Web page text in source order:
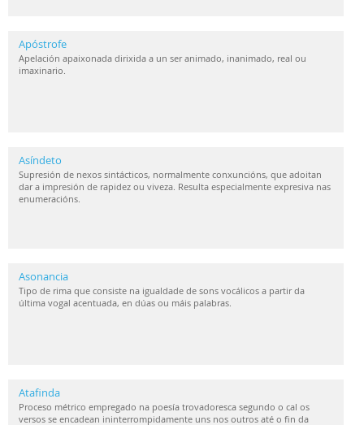
Apóstrofe
Apelación apaixonada dirixida a un ser animado, inanimado, real ou
imaxinario.
Asíndeto
Supresión de nexos sintácticos, normalmente conxuncións, que adoitan
dar a impresión de rapidez ou viveza. Resulta especialmente expresiva nas
enumeracións.
Asonancia
Tipo de rima que consiste na igualdade de sons vocálicos a partir da
última vogal acentuada, en dúas ou máis palabras.
Atafinda
Proceso métrico empregado na poesía trovadoresca segundo o cal os
versos se encadean ininterrompidamente uns nos outros até o fin da